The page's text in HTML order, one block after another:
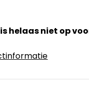
helaas niet op